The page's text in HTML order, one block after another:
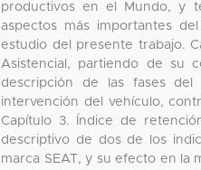
productivos en el Mundo, y
aspectos más importantes
estudio del presente trabajo.
Asistencial, partiendo de su
descripción de las fases
intervención del vehículo,
Capítulo 3. Índice de
descriptivo de dos de los
marca SEAT, y su efecto en la